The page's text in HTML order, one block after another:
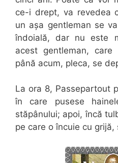
ce-i drept, va revedea
un așa gentleman se
îndoială, dar nu este
acest gentleman,
până acum, pleca, se
La ora 8, Passepartout
în care pusese
stăpânului; apoi, încă
pe care o încuie cu grijă,